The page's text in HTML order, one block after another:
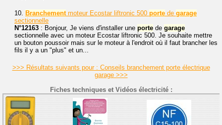
10. Branchementmoteur Ecostar liftronic 500 porte de garage
sectionnelle
N°12163 : Bonjour, Je viens d'installer une porte de garage
sectionnelle avec un moteur Ecostar liftronic 500. Je souhaite mettre
un bouton poussoir mais sur le moteur à l'endroit où il faut brancher les
fils il y a un "plus" et un...
>>> Résultats suivants pour : Conseils branchement porte électrique
garage >>>
Fiches techniques et Vidéos électricité :